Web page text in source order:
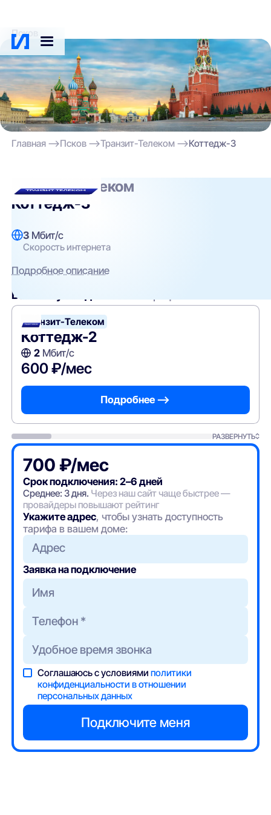
Псков
Главная Псков Транзит-Телеком Коттедж-3
Транзит-Телеком
Коттедж-3
3 Мбит/с
Скорость интернета
Подробное описание
Вам могут подойти
Транзит-Телеком
Коттедж-2
2Мбит/с
600 ₽/мес
Подробнее —>
РАЗВЕРНУТЬ
700 ₽/мес
Срок подключения: 2–6 дней
Среднее: 3 дня. Через наш сайт чаще быстрее —
провайдеры повышают рейтинг
Укажите адрес, чтобы узнать доступность
тарифа в вашем доме:
Адрес
Заявка на подключение
Соглашаюсь с условиямиполитики
конфиденциальности в отношении
персональных данных